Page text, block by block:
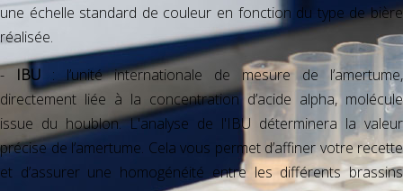
une échelle standard de couleur en fonction du type de bière
réalisée.
- IBU : l’unité internationale de mesure de l’amertume,
directement liée à la concentration d’acide alpha, molécule
issue du houblon. L'analyse de l'IBU déterminera la valeur
précise de l’amertume. Cela vous permet d’affiner votre recette
et d’assurer une homogénéité entre les différents brassins